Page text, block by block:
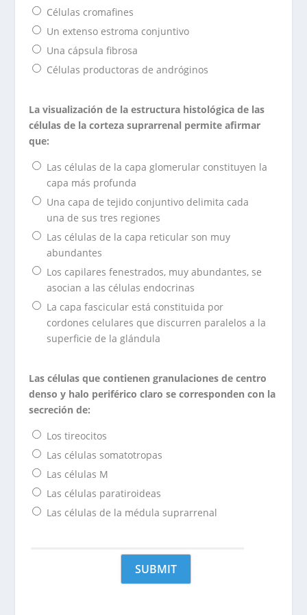
Células cromafines
Un extenso estroma conjuntivo
Una cápsula fibrosa
Células productoras de andróginos
La visualización de la estructura histológica de las
células de la corteza suprarrenal permite afirmar
que:
Las células de la capa glomerular constituyen la
capa más profunda
Una capa de tejido conjuntivo delimita cada
una de sus tres regiones
Las células de la capa reticular son muy
abundantes
Los capilares fenestrados, muy abundantes, se
asocian a las células endocrinas
La capa fascicular está constituida por
cordones celulares que discurren paralelos a la
superficie de la glándula
Las células que contienen granulaciones de centro
denso y halo periférico claro se corresponden con la
secreción de:
Los tireocitos
Las células somatotropas
Las células M
Las células paratiroideas
Las células de la médula suprarrenal